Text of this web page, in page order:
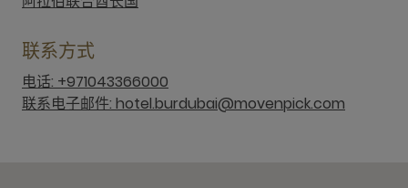
联系方式
电话: +971043366000
联系电子邮件: hotel.burdubai@movenpick.com